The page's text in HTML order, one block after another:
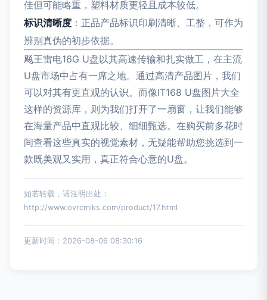
佳但可能略重，塑料材质更轻且成本较低。
标识清晰度 ：正品产品标识印刷清晰、工整，可作为
辨别真伪的初步依据。
飚王雷电16G U盘以其高速传输和扎实做工，在主流
U盘市场中占有一席之地。通过高清产品图片，我们
可以对其有更直观的认识。而像IT168 U盘图片大全
这样的资源库，则为我们打开了一扇窗，让我们能够
在海量产品中直观比较、细细甄选。在购买前多花时
间查看这些真实的视觉素材，无疑能帮助您挑选到一
款既美观又实用，真正符合心意的U盘。
如若转载，请注明出处：
http://www.ovrcmiks.com/product/17.html
更新时间：2026-08-06 08:30:16